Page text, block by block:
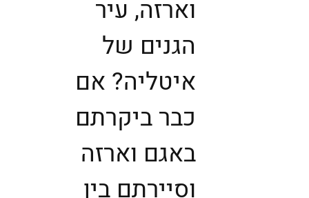
וארזה, עיר
הגנים של
איטליה? אם
כבר ביקרתם
באגם וארזה
וסיירתם בין